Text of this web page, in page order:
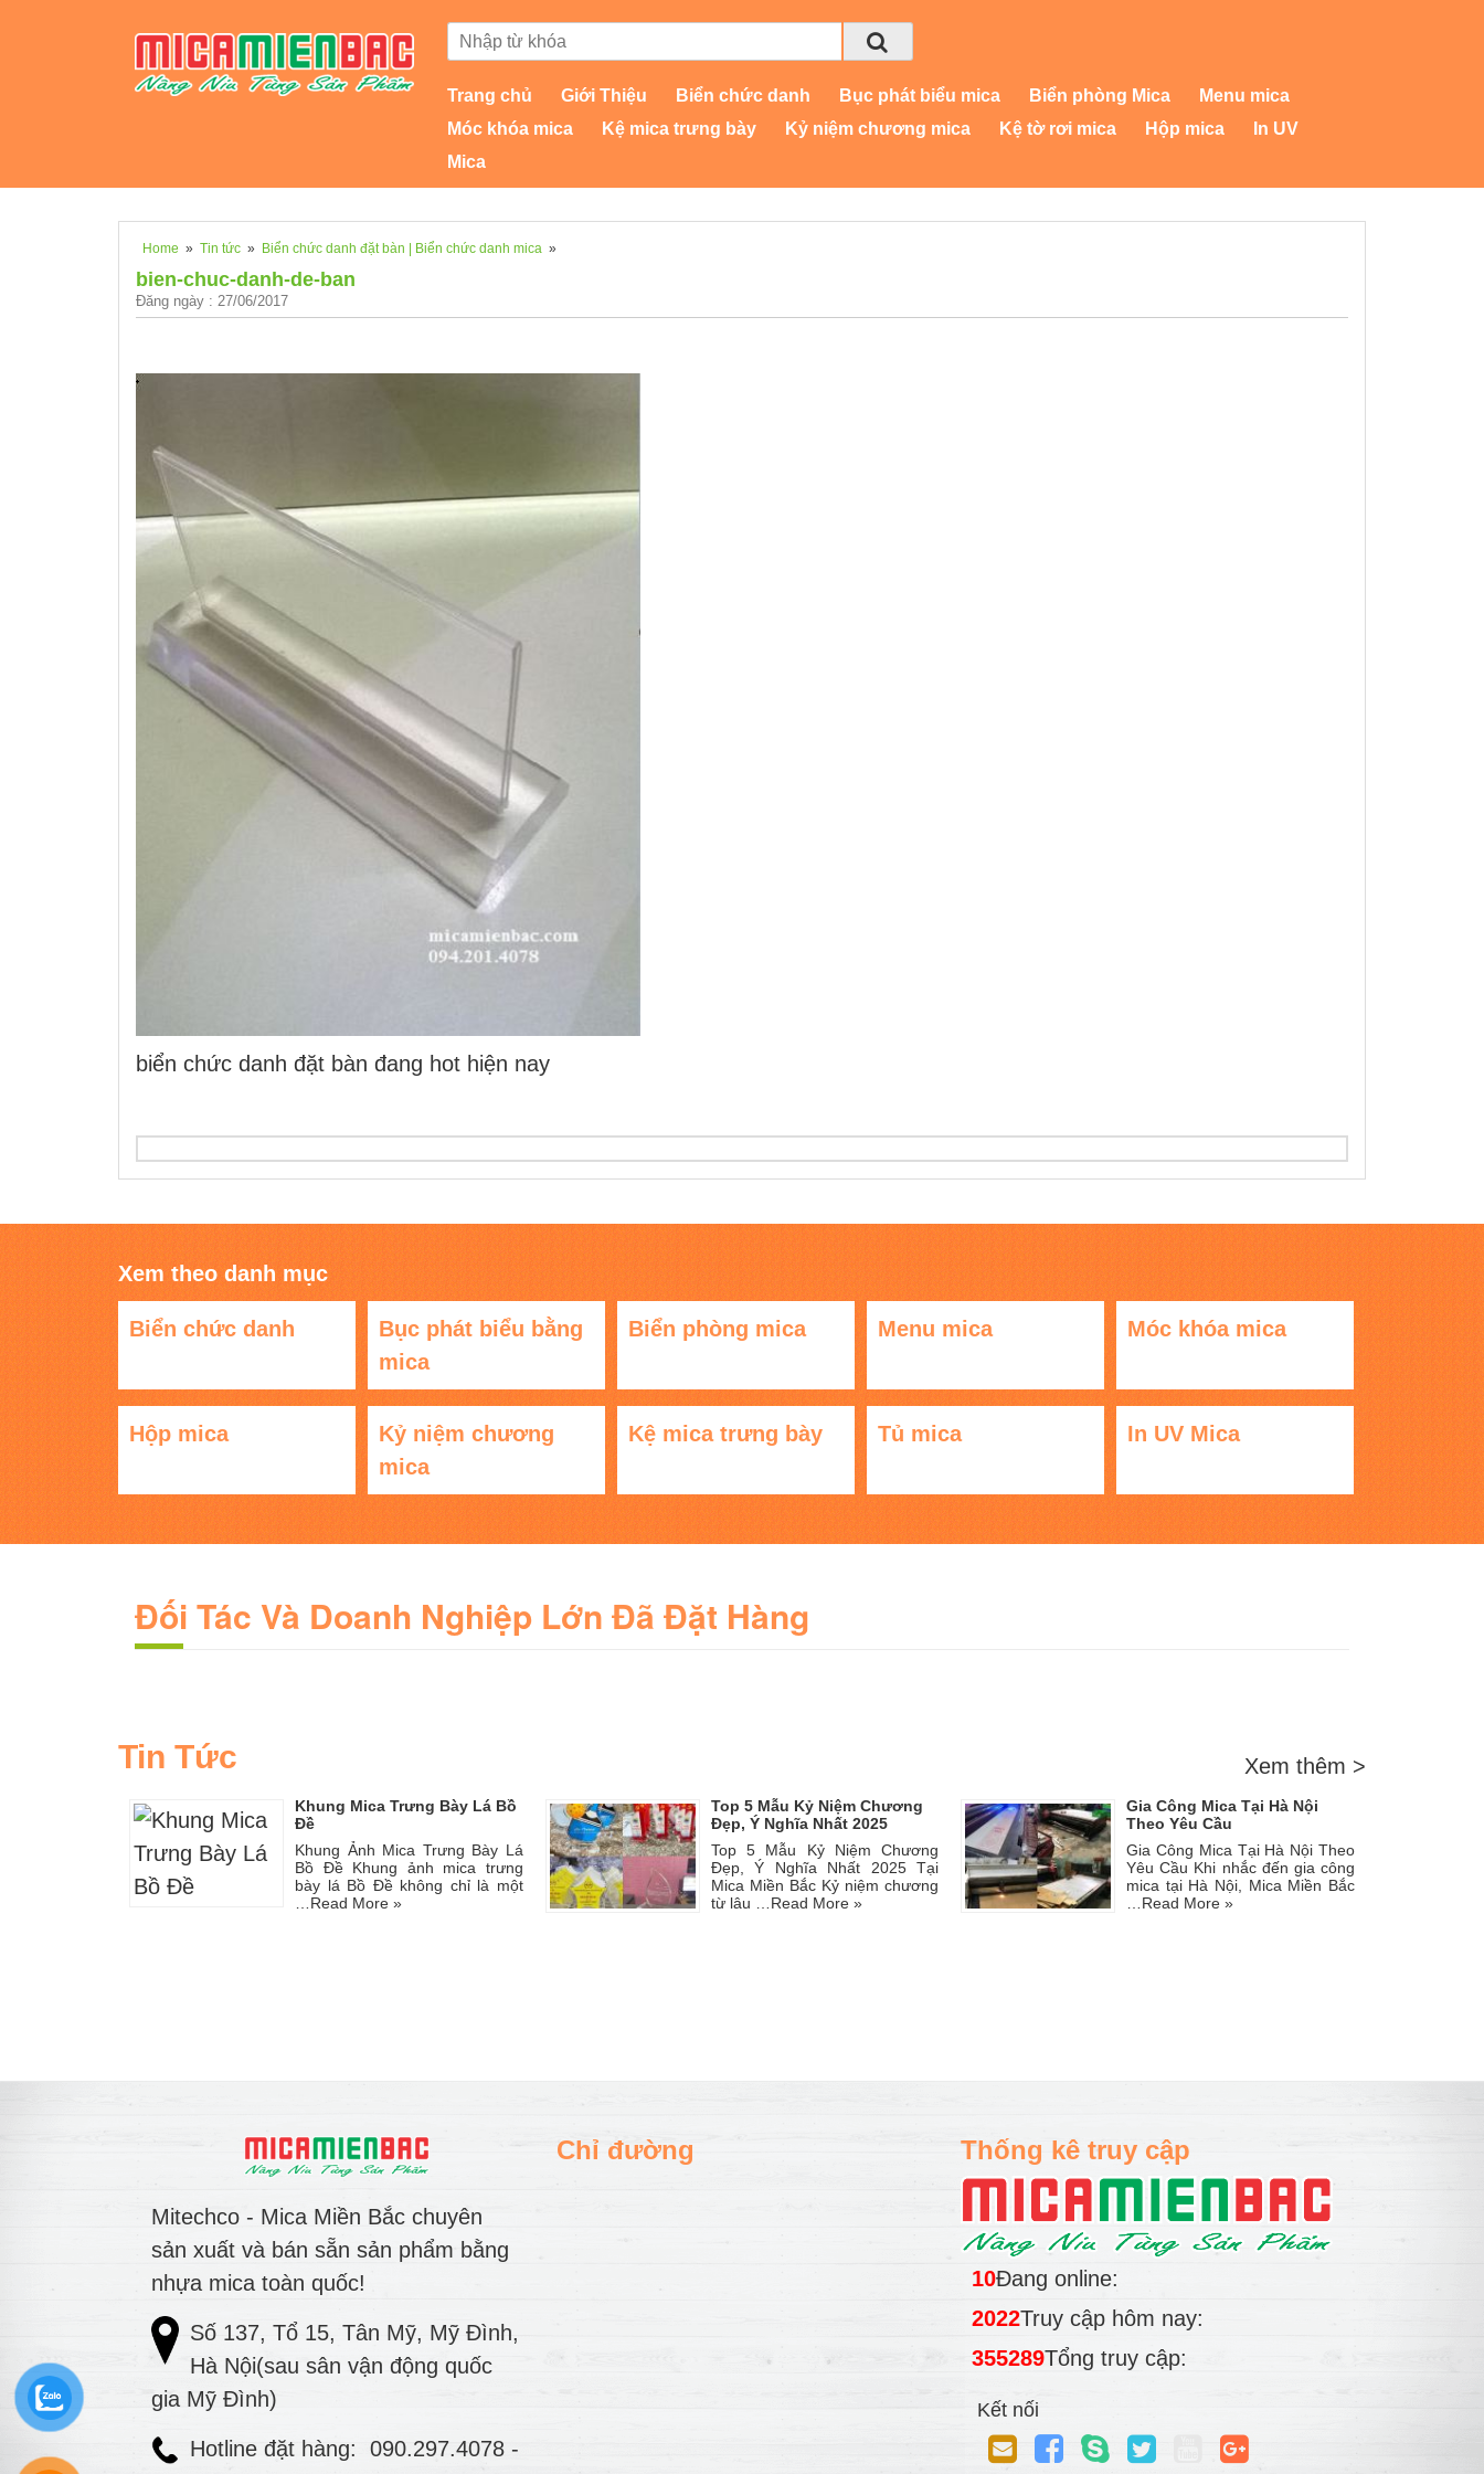
Trang chủ Giới Thiệu Biển chức danh Bục phát biểu mica Biển phòng Mica
Menu mica
Móc khóa mica
Kệ mica trưng bày Kỷ niệm chương mica Kệ tờ rơi mica Hộp mica
In UV
Mica
Home » Tin tức » Biển chức danh đặt bàn | Biển chức danh mica »
bien-chuc-danh-de-ban
Đăng ngày : 27/06/2017
biển chức danh đặt bàn đang hot hiện nay
Xem theo danh mục
Biển chức danh
Bục phát biểu bằng
mica
Biển phòng mica Menu mica Móc khóa mica
Hộp mica
Kỷ niệm chương
mica
Kệ mica trưng bày Tủ mica In UV Mica
Đối Tác Và Doanh Nghiệp Lớn Đã Đặt Hàng
Tin Tức Xem thêm >
Khung Mica Trưng Bày Lá Bồ
Đề
Khung Ảnh Mica Trưng Bày Lá
Bồ Đề Khung ảnh mica trưng
bày lá Bồ Đề không chỉ là một
…Read More »
Top 5 Mẫu Kỷ Niệm Chương
Đẹp, Ý Nghĩa Nhất 2025
Top 5 Mẫu Kỷ Niệm Chương
Đẹp, Ý Nghĩa Nhất 2025 Tại
Mica Miền Bắc Kỷ niệm chương
từ lâu …Read More »
Gia Công Mica Tại Hà Nội
Theo Yêu Cầu
Gia Công Mica Tại Hà Nội Theo
Yêu Cầu Khi nhắc đến gia công
mica tại Hà Nội, Mica Miền Bắc
…Read More »
Mitechco - Mica Miền Bắc chuyên
sản xuất và bán sẵn sản phẩm bằng
nhựa mica toàn quốc!
Số 137, Tổ 15, Tân Mỹ, Mỹ Đình,
Hà Nội(sau sân vận động quốc
gia Mỹ Đình)
Hotline đặt hàng: 090.297.4078 -
Chỉ đường Thống kê truy cập
10Đang online:
2022Truy cập hôm nay:
355289Tổng truy cập:
Kết nối